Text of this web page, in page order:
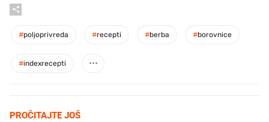
#poljoprivreda #recepti #berba #borovnice
#indexrecepti
PROČITAJTE JOŠ